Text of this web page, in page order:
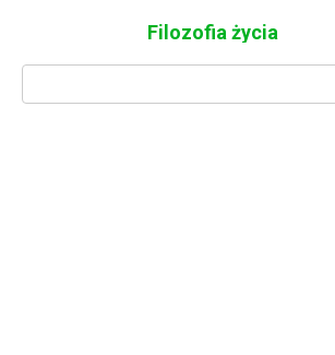
Filozofia życia
Search: